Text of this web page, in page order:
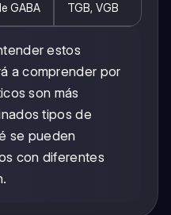
GABA TGB, VGB
estos
a comprender por
son más
tipos de
se pueden
con diferentes